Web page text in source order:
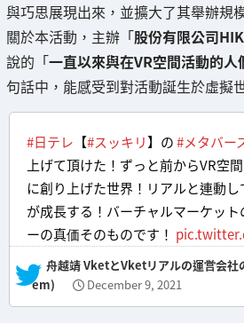
與巧思展現出來，並擴大了其舉辦規
關於本活動，主辦「股份有限公司
說的「一直以來與在VR空間活動的
句話中，能感受到對活動誕生於虛擬
#日テレ 【#スッキリ】の#メタバー
上げて頂けた！ずっと前からVR空
に創り上げた世界！リアルと連動
が成長する！バーチャルマーケット
ーの真価そのものです！
— 舟越靖 VketとVketリアルの運営会社のCEOな人 (@funacosyst
em)
December 9, 2021